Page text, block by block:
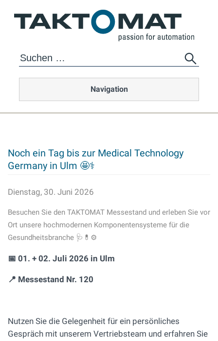
Navigation
Noch ein Tag bis zur Medical Technology
Germany in Ulm 🤩⚕️
Dienstag, 30. Juni 2026
Besuchen Sie den TAKTOMAT Messestand und erleben Sie vor
Ort unsere hochmodernen Komponentensysteme für die
Gesundheitsbranche 🩺💊⚙️
📅 01. + 02. Juli 2026 in Ulm
📍 Messestand Nr. 120
Nutzen Sie die Gelegenheit für ein persönliches
Gespräch mit unserem Vertriebsteam und erfahren Sie